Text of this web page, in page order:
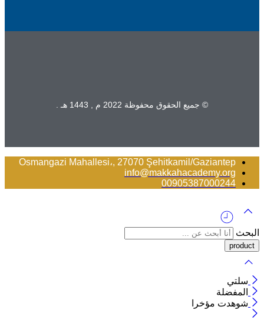
© جميع الحقوق محفوظة 2022 م , 1443 هـ .
Osmangazi Mahallesi،, 27070 Şehitkamil/Gaziantep
info@makkahacademy.org
00905387000244
البحث
سلتي
المفضلة
شوهدت مؤخرا